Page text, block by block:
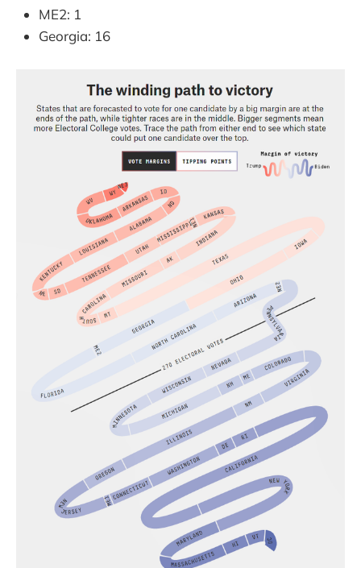
ME2: 1
Georgia: 16